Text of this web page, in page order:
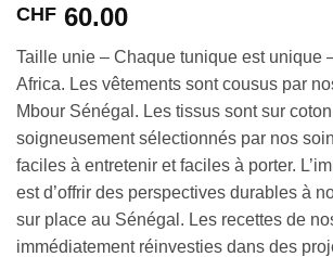
CHF 60.00
Taille unie – Chaque tunique est unique
Africa. Les vêtements sont cousus par
Mbour Sénégal. Les tissus sont sur
soigneusement sélectionnés par nos
faciles à entretenir et faciles à porter.
est d’offrir des perspectives durables à
sur place au Sénégal. Les recettes de
immédiatement réinvesties dans des